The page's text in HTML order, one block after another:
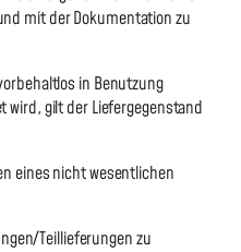
mit der Dokumentation zu
in Benutzung
gilt der Liefergegenstand
eines nicht wesentlichen
Teillieferungen zu